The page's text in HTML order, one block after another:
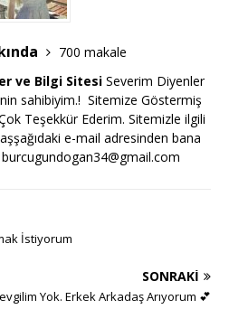
700 makale
ve Bilgi SitesiSeverim Diyenler
sahibiyim.! Sitemize Göstermiş
Teşekkür Ederim. Sitemizle ilgili
e-mail adresinden bana
burcugundogan34@gmail.com
İstiyorum
SONRAKI
Yok. Erkek Arkadaş Arıyorum 💕